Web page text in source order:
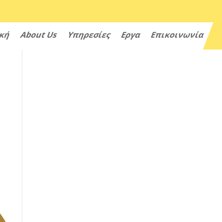
About Us Υπηρεσίες Εργα Επικοινωνία